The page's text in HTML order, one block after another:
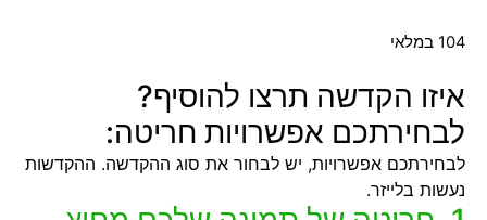
104 במלאי
איזו הקדשה תרצו להוסיף?
לבחירתכם אפשרויות חריטה:
לבחירתכם אפשרויות, יש לבחור את סוג ההקדשה. ההקדשות
נעשות בלייזר.